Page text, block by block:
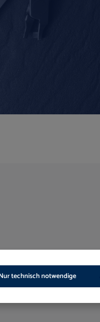
technisch notwendige